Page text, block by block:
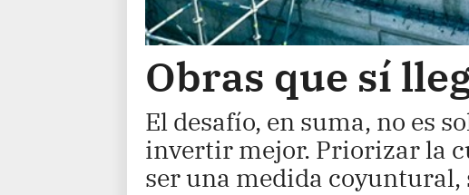
Obras que sí
El desafío, en suma, no es
invertir mejor. Priorizar la
ser una medida